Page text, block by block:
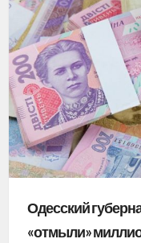
Одесский
«отмыли»